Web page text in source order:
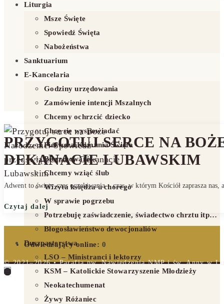
Liturgia
Msze Święte
Spowiedź Święta
Nabożeństwa
Sanktuarium
E-Kancelaria
Godziny urzędowania
Zamówienie intencji Mszalnych
Chcemy ochrzcić dziecko
Chcę się wyspowiadać
Pierwsza Komunia Święta
Bierzmowanie
Chcemy wziąć ślub
Wizyta księdza u chorego
W sprawie pogrzebu
Potrzebuję zaświadczenie, świadectwo chrztu itp…
Błogosławieństwo dewocjonaliów
Duszpasterstwa
LSO – Ministranci i lektorzy
KSM – Katolickie Stowarzyszenie Młodzieży
Neokatechumenat
Żywy Różaniec
PRZYGOTUJ SERCE NA
DEKANACIE LUBAWSKIM
Adwent to święty czas oczekiwania – czas, w którym Kościół zaprasza
Czytaj dalej
Odwiedzający online: 0
© 2021–2026 • Parafia pw. Nawiedzenia NMP i św. Anny w